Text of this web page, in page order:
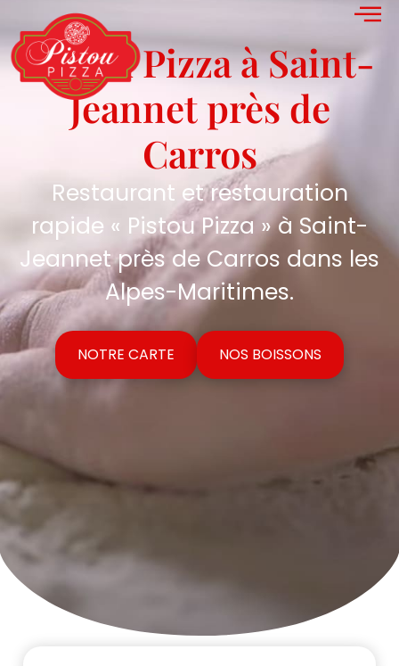
Pistou Pizza à Saint-
Jeannet près de
Carros
Restaurant et restauration
rapide « Pistou Pizza » à Saint-
Jeannet près de Carros dans les
Alpes-Maritimes.
NOTRE CARTE NOS BOISSONS